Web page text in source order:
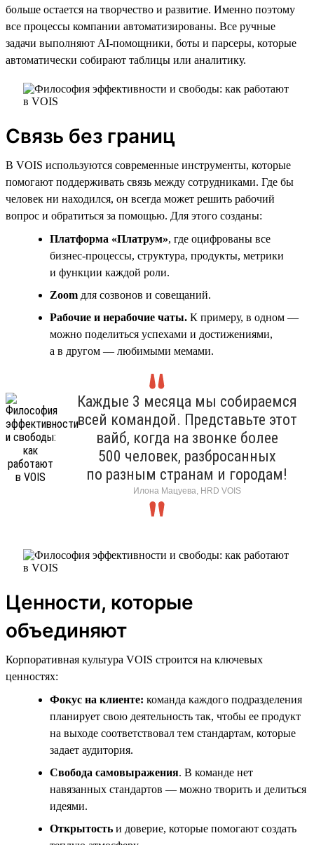
больше остается на творчество и развитие. Именно поэтому
все процессы компании автоматизированы. Все ручные
задачи выполняют AI-помощники, боты и парсеры, которые
автоматически собирают таблицы или аналитику.
Связь без границ
В VOIS используются современные инструменты, которые
помогают поддерживать связь между сотрудниками. Где бы
человек ни находился, он всегда может решить рабочий
вопрос и обратиться за помощью. Для этого созданы:
Платформа «Платрум», где оцифрованы все
бизнес-процессы, структура, продукты, метрики
и функции каждой роли.
Zoom для созвонов и совещаний.
Рабочие и нерабочие чаты. К примеру, в одном —
можно поделиться успехами и достижениями,
а в другом — любимыми мемами.
Каждые 3 месяца мы собираемся
всей командой. Представьте этот
вайб, когда на звонке более
500 человек, разбросанных
по разным странам и городам!
Илона Мацуева, HRD VOIS
Ценности, которые
объединяют
Корпоративная культура VOIS строится на ключевых
ценностях:
Фокус на клиенте: команда каждого подразделения
планирует свою деятельность так, чтобы ее продукт
на выходе соответствовал тем стандартам, которые
задает аудитория.
Свобода самовыражения. В команде нет
навязанных стандартов — можно творить и делиться
идеями.
Открытость и доверие, которые помогают создать